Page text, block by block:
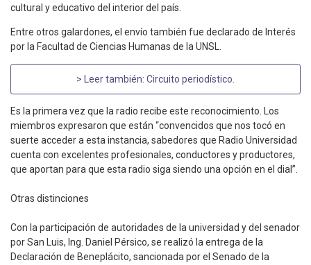
cultural y educativo del interior del país.
Entre otros galardones, el envío también fue declarado de Interés
por la Facultad de Ciencias Humanas de la UNSL.
> Leer también: Circuito periodístico
Es la primera vez que la radio recibe este reconocimiento. Los
miembros expresaron que están “convencidos que nos tocó en
suerte acceder a esta instancia, sabedores que Radio Universidad
cuenta con excelentes profesionales, conductores y productores,
que aportan para que esta radio siga siendo una opción en el dial”.
Otras distinciones
Con la participación de autoridades de la universidad y del senador
por San Luis, Ing. Daniel Pérsico, se realizó la entrega de la
Declaración de Beneplácito, sancionada por el Senado de la